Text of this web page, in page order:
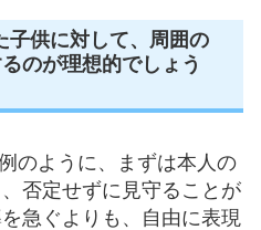
子供に対して、周囲の
のが理想的でしょう
のように、まずは本人の
否定せずに見守ることが
急ぐよりも、自由に表現